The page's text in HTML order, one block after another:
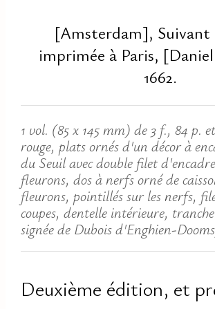
[Amsterdam], Suivant
imprimée à Paris,
1662.
1 vol. (85 x 145 mm) de 3 f., 84 p.
rouge, plats ornés d'un décor à
du Seuil avec double filet
fleurons, dos à nerfs orné de
fleurons, pointillés sur les nerfs,
coupes, dentelle intérieure,
signée de Dubois d'Enghien-
Deuxième édition, et